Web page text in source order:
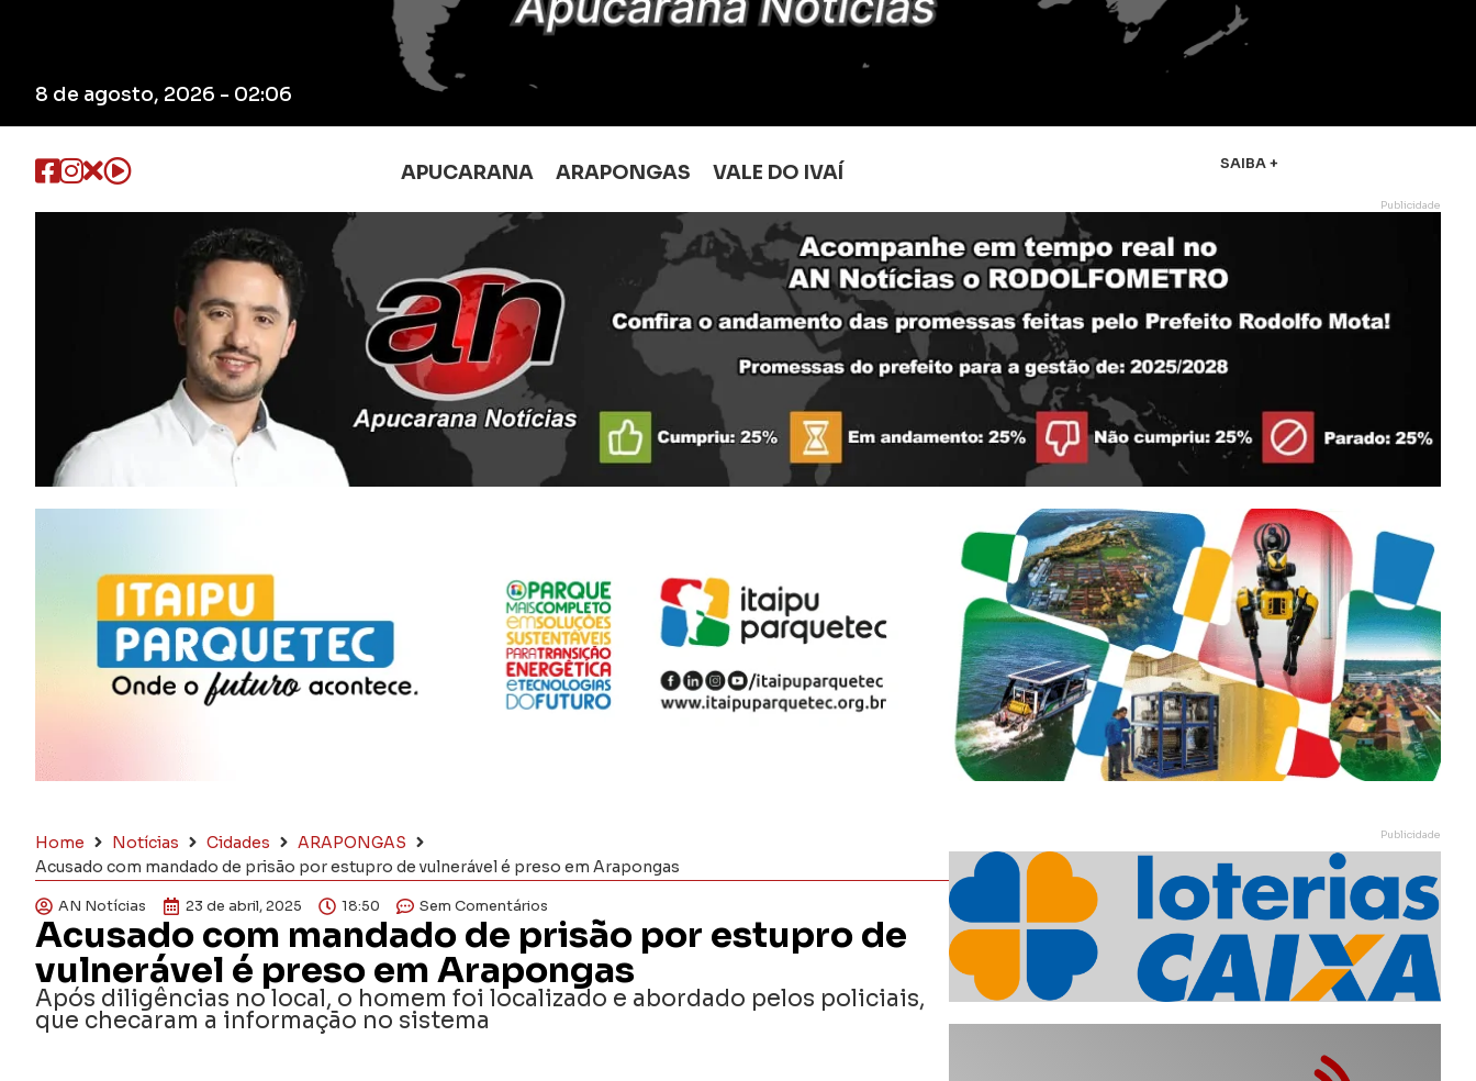
8 de agosto, 2026 - 02:06
APUCARANA ARAPONGAS VALE DO IVAÍ SAIBA +
Publicidade
Home Notícias Cidades
ARAPONGAS
Acusado com mandado de prisão por estupro de vulnerável é preso em Arapongas
AN Notícias 23 de abril, 2025 18:50 Sem Comentários
Acusado com mandado de prisão por estupro de
vulnerável é preso em Arapongas
Após diligências no local, o homem foi localizado e abordado pelos policiais,
que checaram a informação no sistema
Publicidade